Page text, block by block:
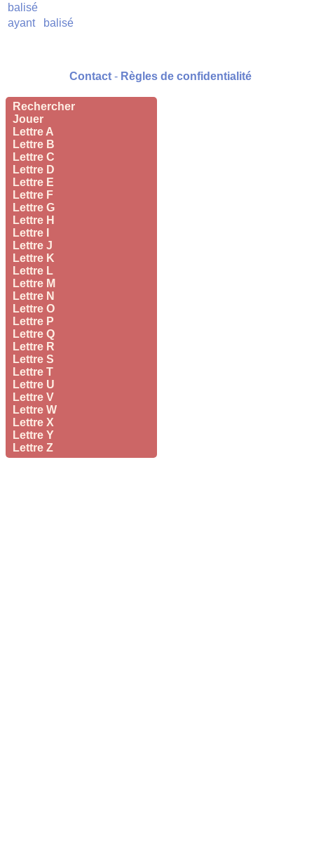
Rechercher
Jouer
Lettre A
Lettre B
Lettre C
Lettre D
Lettre E
Lettre F
Lettre G
Lettre H
Lettre I
Lettre J
Lettre K
Lettre L
Lettre M
Lettre N
Lettre O
Lettre P
Lettre Q
Lettre R
Lettre S
Lettre T
Lettre U
Lettre V
Lettre W
Lettre X
Lettre Y
Lettre Z
balisé
ayant
balisé
Contact - Règles de confidentialité